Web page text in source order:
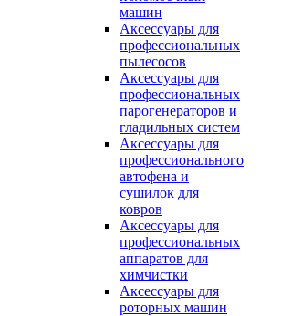
машин
Аксессуары для
профессиональных
пылесосов
Аксессуары для
профессиональных
парогенераторов и
гладильных систем
Аксессуары для
профессионального
автофена и
сушилок для
ковров
Аксессуары для
профессиональных
аппаратов для
химчистки
Аксессуары для
роторных машин